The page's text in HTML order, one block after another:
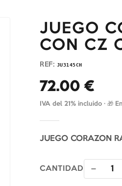
JUEGO
CON CZ
REF: JU3145CH
72.00 €
IVA del 21% incluido ·🎁
JUEGO CORAZON
CANTIDAD 1